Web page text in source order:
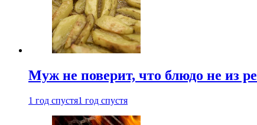
Муж не поверит, что блюдо не из
1 год спустя1 год спустя